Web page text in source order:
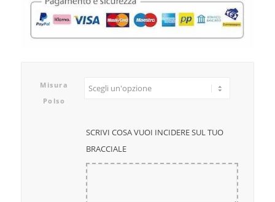
Misura
Polso
SCRIVI COSA VUOI INCIDERE SUL TUO
BRACCIALE